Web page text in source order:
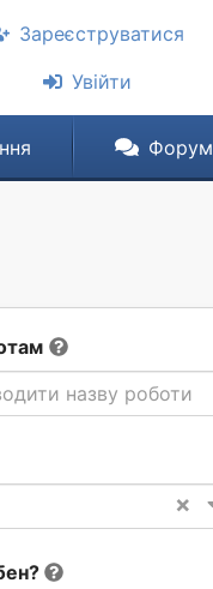
Зареєструватися
Увійти
Форум
назву роботи
×